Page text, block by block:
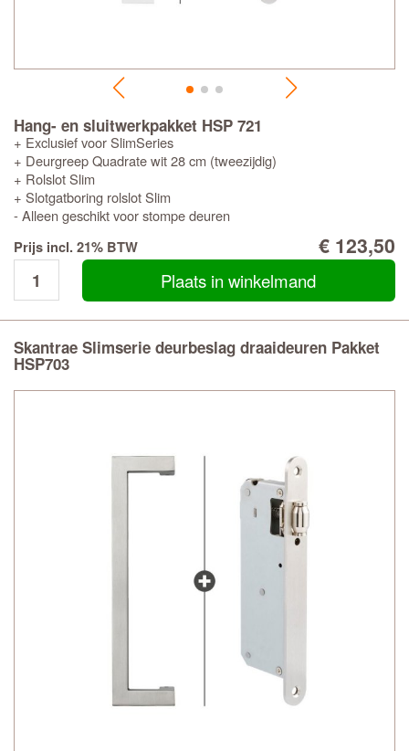
Hang- en sluitwerkpakket HSP 721
+ Exclusief voor SlimSeries
+ Deurgreep Quadrate wit 28 cm (tweezijdig)
+ Rolslot Slim
+ Slotgatboring rolslot Slim
- Alleen geschikt voor stompe deuren
Prijs incl. 21% BTW
€ 123,50
Plaats in winkelmand
Skantrae Slimserie deurbeslag draaideuren Pakket
HSP703